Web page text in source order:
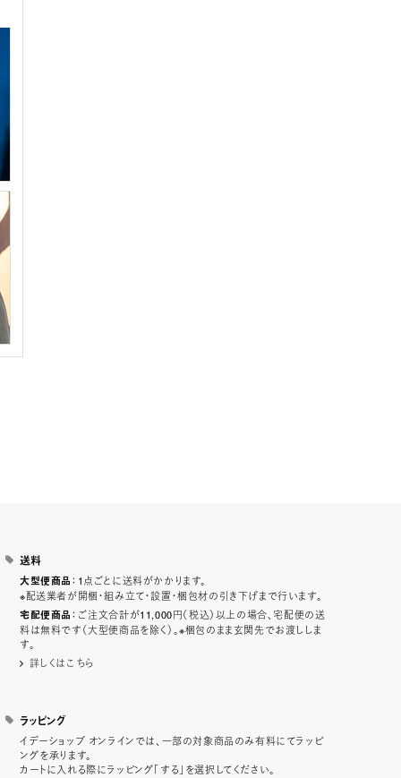
送料
大型便商品 ：1点ごとに送料がかかります。
※配送業者が開梱・組み立て・設置・梱包材の引き下げまで行います。
宅配便商品 ：ご注文合計が11,000円（税込）以上の場合、宅配便の送
料は無料です（大型便商品を除く）。※梱包のまま玄関先でお渡ししま
す。
詳しくはこちら
ラッピング
イデーショップ オンラインでは、一部の対象商品のみ有料にてラッピ
ングを承ります。
カートに入れる際にラッピング「する」を選択してください。